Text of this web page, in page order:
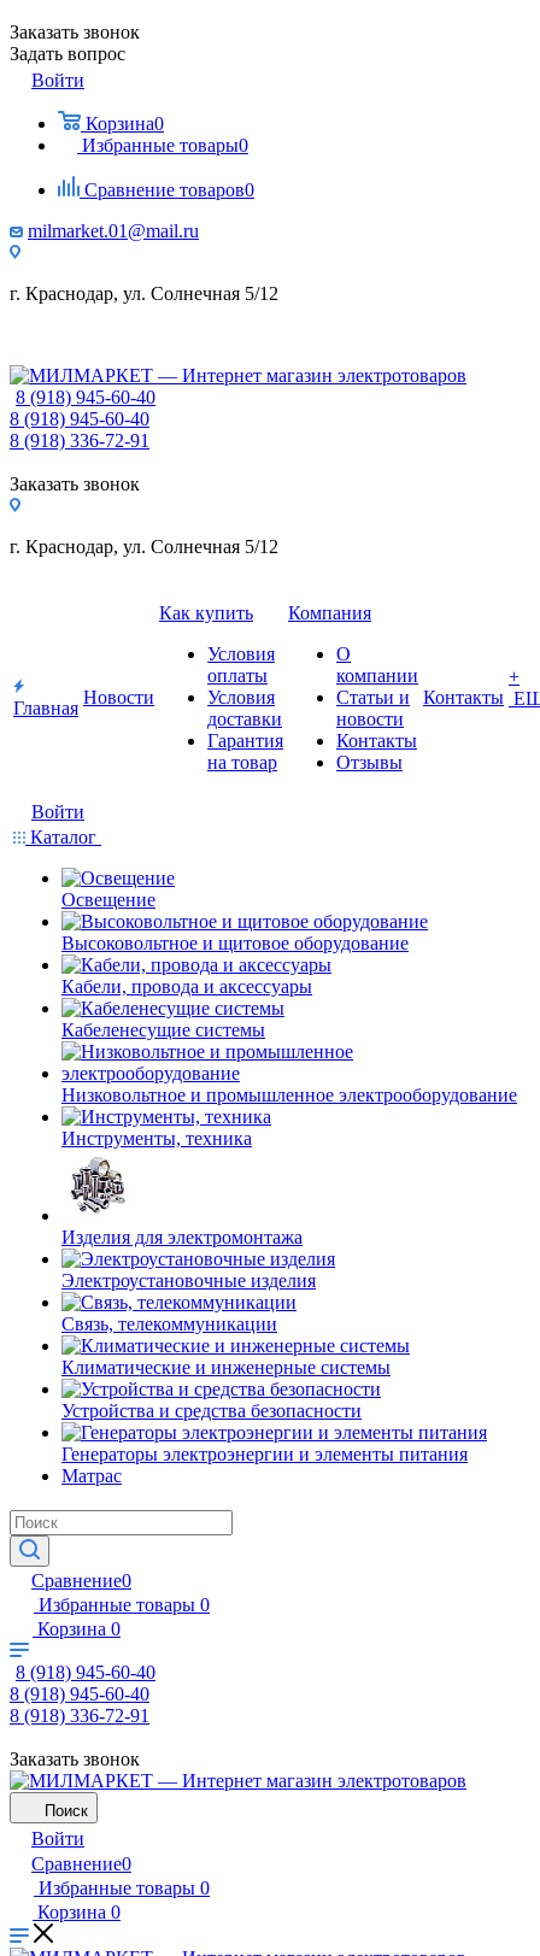
Заказать звонок
Задать вопрос
Войти
Корзина0
Избранные товары0
Сравнение товаров0
milmarket.01@mail.ru
г. Краснодар, ул. Солнечная 5/12
8 (918) 945-60-40
8 (918) 945-60-40
8 (918) 336-72-91
Заказать звонок
г. Краснодар, ул. Солнечная 5/12
Главная
Новости
Как купить
Условия
оплаты
Условия
доставки
Гарантия
на товар
Компания
О
компании
Статьи и
новости
Контакты
Отзывы
Контакты
+
Войти
Каталог
Освещение
Высоковольтное и щитовое оборудование
Кабели, провода и аксессуары
Кабеленесущие системы
Низковольтное и промышленное электрооборудование
Инструменты, техника
Изделия для электромонтажа
Электроустановочные изделия
Связь, телекоммуникации
Климатические и инженерные системы
Устройства и средства безопасности
Генераторы электроэнергии и элементы питания
Матрас
Сравнение0
Избранные товары 0
Корзина 0
8 (918) 945-60-40
8 (918) 945-60-40
8 (918) 336-72-91
Заказать звонок
Поиск
Войти
Сравнение0
Избранные товары 0
Корзина 0